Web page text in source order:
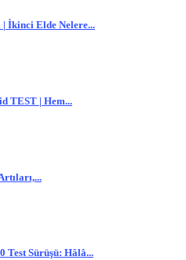
İkinci Elde Nelere...
TEST | Hem...
Test Sürüşü: Hâlâ...